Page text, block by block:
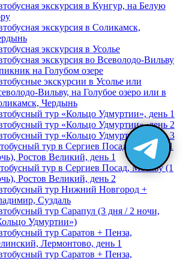
экскурсия в Кунгур, на Белую
экскурсия в Соликамск,
экскурсия в Усолье
экскурсия во Всеволодо-Вильву
на Голубом озере
экскурсии в Усолье или
Вильву, на Голубое озеро или в
Чердынь
тур «Кольцо Удмуртии», день 1
тур «Кольцо Удмуртии», день 2
тур «Кольцо Удмуртии», день 3
тур в Сергиев Посад, Москву (1
Ростов Великий, день 1
тур в Сергиев Посад, Москву (1
Ростов Великий, день 2
тур Нижний Новгород +
Суздаль
тур Сарапул (3 дня / 2 ночи,
Удмуртии»)
тур Саратов + Пенза,
Лермонтово, день 1
тур Саратов + Пенза,